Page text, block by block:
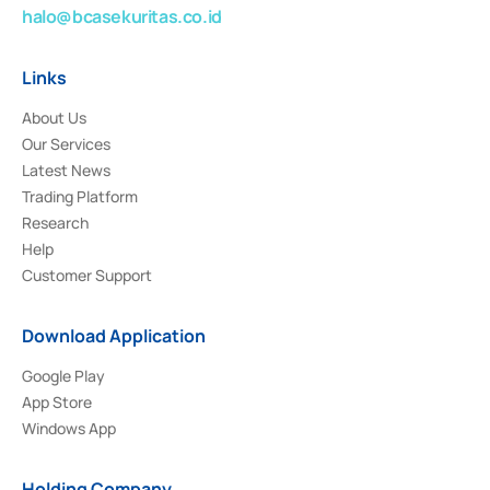
halo@bcasekuritas.co.id
Links
About Us
Our Services
Latest News
Trading Platform
Research
Help
Customer Support
Download Application
Google Play
App Store
Windows App